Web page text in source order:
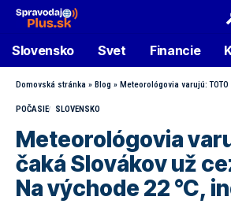
Slovensko Svet Financie
Domovská stránka » Blog » Meteorológovia varujú: TOTO čaká Slovákov
POČASIE SLOVENSKO
Meteorológovia
čaká Slovákov už
Na východe 22 °C,